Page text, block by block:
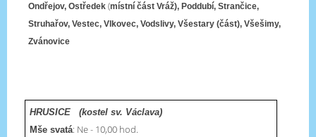
Ondřejov,Ostředek(místní část Vráž), Poddubí, Strančice,
Struhařov, Vestec, Vlkovec, Vodslivy, Všestary (část), Všešimy,
Zvánovice
HRUSICE (kostel sv. Václava)
Mše svatá: Ne - 10,00 hod.